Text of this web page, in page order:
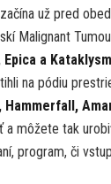
už pred
Malignant
a Kataklysm
na pódiu
Hammerfall,
môžete tak
program, či